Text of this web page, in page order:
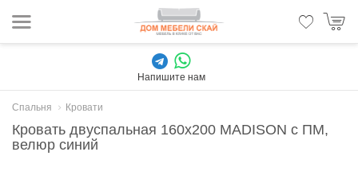
Напишите нам
Спальня Кровати
Кровать двуспальная 160х200 MADISON с ПМ,
велюр синий